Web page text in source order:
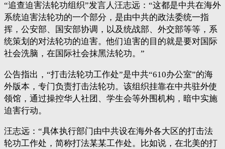
“追查迫害法轮功组织”发言人汪志远：“这都是中共在海外
系统迫害法轮功的一个部分，是由中共的政法委统一指
挥，公安部、国安部协调，以及统战部、外交部等等，系
统策划的对法轮功的迫害。他们迫害的目的就是要对国际
社会洗脑，在国际社会抹黑法轮功。”
公告指出，“打击法轮功工作处”是中共“610办公室”的海
外版本，专门负责打击法轮功。该组织挂靠在中共驻外使
领馆，通过操控华人社团、学生会等外围机构，暗中实施
迫害行动。
汪志远：“具体执行部门由中共设在海外各大区的打击法
轮功工作处，简称打法某某工作处。比如说，在北美的打